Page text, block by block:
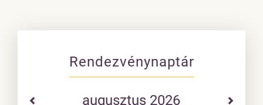
Rendezvénynaptár
augusztus 2026